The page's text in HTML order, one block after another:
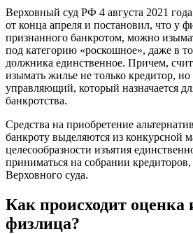
Верховный суд РФ 4 августа 2021
от конца апреля и постановил, что у
признанного банкротом, можно
под категорию «роскошное», даже в
должника единственное. Причем,
изымать жилье не только кредитор,
управляющий, который назначается
банкротства.
Средства на приобретение
банкроту выделяются из конкурсной
целесообразности изъятия
приниматься на собрании
Верховного суда.
Как происходит оценка
физлица?